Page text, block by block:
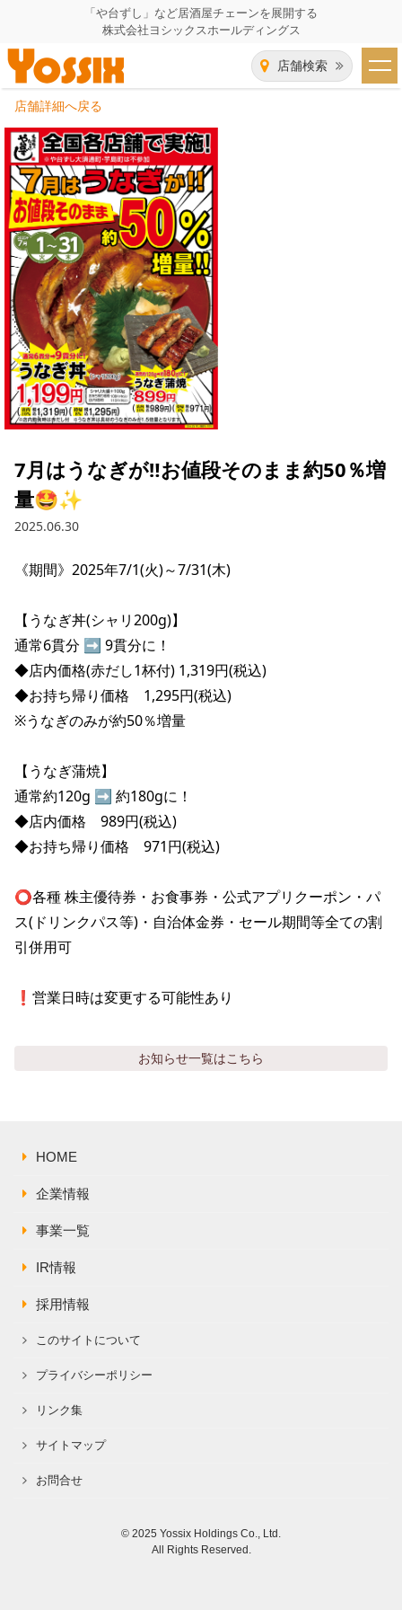
「や台ずし」など居酒屋チェーンを展開する
株式会社ヨシックスホールディングス
店舗検索
HOME
企業情報
企業情報トップ
代表者あいさつ
グループ会社
会社概要
沿革
経営陣
所在地
事業一覧
飲食事業紹介
飲食事業紹介トップ
や台ずし
ニパチ
これや
焼とりてっぱん
や台や
海老どて食堂
華花
IR（株主・投資家）情報
IR情報トップ
会長メッセージ
コーポレートガバナンス
財務情報
業績推移
株式情報
IRライブラリトップ
決算短信
株主通信
株主総会関連資料
その他IR資料
IRカレンダー
株価情報
株主優待
電子公告
FAQ
IRお問い合わせ
採用情報
採用情報トップ
パート・アルバイト
店舗物件・店舗施工管理業者の募集
お問い合わせ
お問い合わせトップ
このサイトについて
プライバシーポリシー
リンク集
サイトマップ
店舗詳細へ戻る
7月はうなぎが‼️お値段そのまま約50％増
量🤩✨
2025.06.30
《期間》2025年7/1(火)～7/31(木)
【うなぎ丼(シャリ200g)】
通常6貫分 ➡ 9貫分に！
◆店内価格(赤だし1杯付) 1,319円(税込)
◆お持ち帰り価格　1,295円(税込)
※うなぎのみが約50％増量
【うなぎ蒲焼】
通常約120g ➡ 約180gに！
◆店内価格　989円(税込)
◆お持ち帰り価格　971円(税込)
⭕️各種 株主優待券・お食事券・公式アプリクーポン・パ
ス(ドリンクパス等)・自治体金券・セール期間等全ての割
引併用可
❗️営業日時は変更する可能性あり
お知らせ一覧はこちら
HOME
企業情報
事業一覧
IR情報
採用情報
このサイトについて
プライバシーポリシー
リンク集
サイトマップ
お問合せ
© 2025 Yossix Holdings Co., Ltd.
All Rights Reserved.